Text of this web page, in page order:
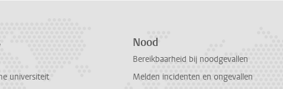
universiteit
Nood
Bereikbaarheid bij noodgevallen
Melden incidenten en ongevallen